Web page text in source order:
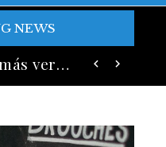
NEWS
Las canciones con más versiones registradas en la industria musical